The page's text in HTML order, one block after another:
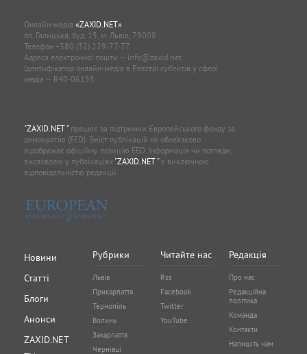
Онлайн-медіа «ZAXID.NET»
пл. Галицька, буд. 15, м. Львів, 79008
Телефон +380 (32) 229-77-77
Адреса електронної пошти — info@zaxid.net
Ідентифікатор онлайн-медіа в Реєстрі суб'єктів у сфері
медіа — R40-06155
"ZAXID.NET "працює за підтримки Європейського фонду за
демократію (EED). Зміст публікацій не обов’язково
відображає офіційну позицію EED. Інформація чи погляди,
висловлені у публікаціях "ZAXID.NET "є виключною
відповідальністю редакції.
Новини
Статті
Блоги
Анонси
ZAXID.NET
Рубрики
Львів
Прикарпаття
Тернопіль
Волинь
Закарпаття
Чернівці
Читайте нас
Rss
Facebook
Twitter
YouTube
Редакція
Про нас
Редакційна
політика
Команда
Контакти
Напишіть нам